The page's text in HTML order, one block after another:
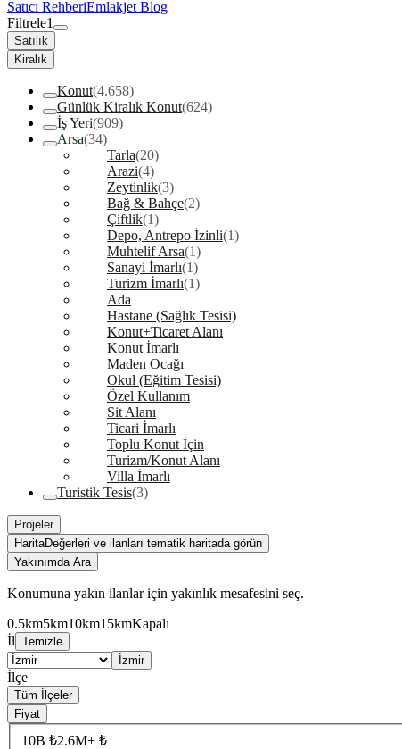
Satıcı RehberiEmlakjet Blog
Filtrele1
Satılık
Kiralık
Konut(4.658)
Günlük Kiralık Konut(624)
İş Yeri(909)
Arsa(34)
Tarla(20)
Arazi(4)
Zeytinlik(3)
Bağ & Bahçe(2)
Çiftlik(1)
Depo, Antrepo İzinli(1)
Muhtelif Arsa(1)
Sanayi İmarlı(1)
Turizm İmarlı(1)
Ada
Hastane (Sağlık Tesisi)
Konut+Ticaret Alanı
Konut İmarlı
Maden Ocağı
Okul (Eğitim Tesisi)
Özel Kullanım
Sit Alanı
Ticari İmarlı
Toplu Konut İçin
Turizm/Konut Alanı
Villa İmarlı
Turistik Tesis(3)
Projeler
HaritaDeğerleri ve ilanları tematik haritada görün
Yakınımda Ara
Konumuna yakın ilanlar için yakınlık mesafesini seç.
0.5km5km10km15kmKapalı
İl Temizle
İzmir
İlçe
Tüm İlçeler
Fiyat
10B ₺2.6M+ ₺